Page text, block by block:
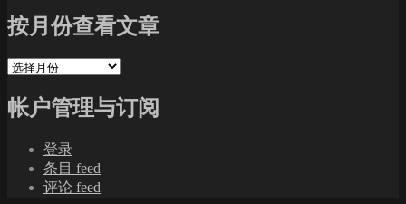
按月份查看文章
按
份
查
帐户管理与订阅
登录
条目 feed
评论 feed